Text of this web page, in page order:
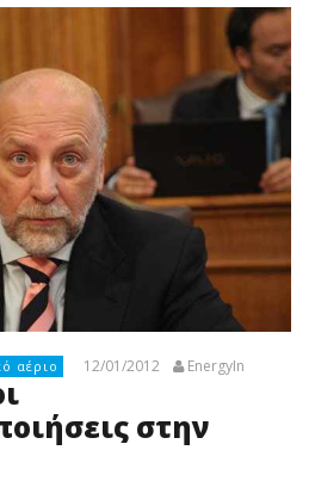
αέριο 12/01/2012 EnergyIn
στην